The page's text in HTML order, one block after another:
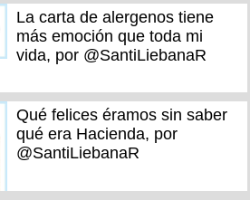
La carta de alergenos tiene
más emoción que toda mi
vida, por @SantiLiebanaR
Qué felices éramos sin saber
qué era Hacienda, por
@SantiLiebanaR